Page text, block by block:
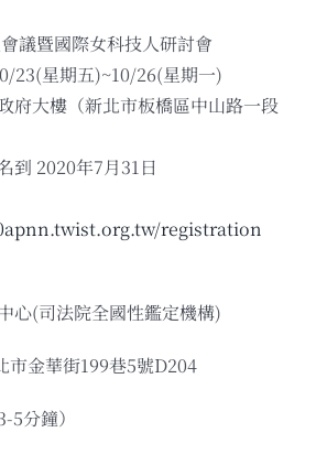
議暨國際女科技人研討會
23(星期五)~10/26(星期一)
府大樓（新北市板橋區中山路一段
到 2020年7月31日
registration
心(司法院全國性鑑定機構)
市金華街199巷5號D204
5分鐘）